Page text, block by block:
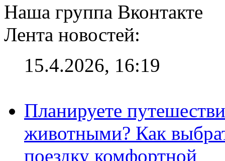
Наша группа Вконтакте
Лента новостей:
15.4.2026, 16:19
Планируете
животными? Как
поездку комфортной